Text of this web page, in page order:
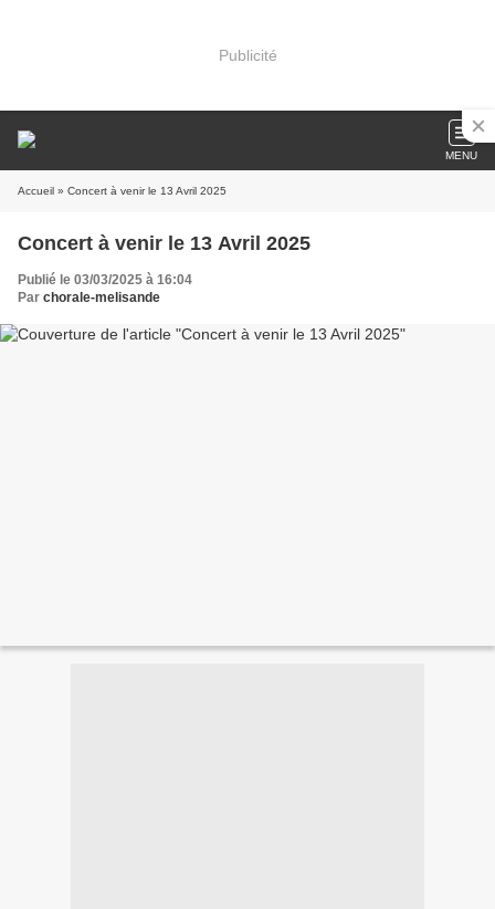
Publicité
MENU
Accueil » Concert à venir le 13 Avril 2025
Concert à venir le 13 Avril 2025
Publié le 03/03/2025 à 16:04
Par chorale-melisande